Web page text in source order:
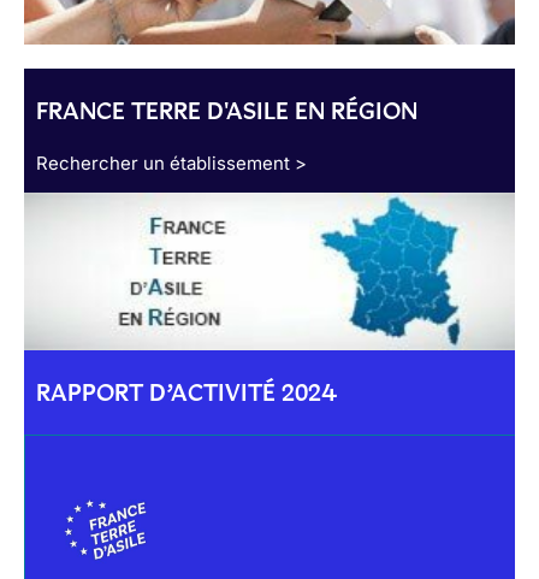
FRANCE TERRE D'ASILE EN RÉGION
Rechercher un établissement >
RAPPORT D’ACTIVITÉ 2024